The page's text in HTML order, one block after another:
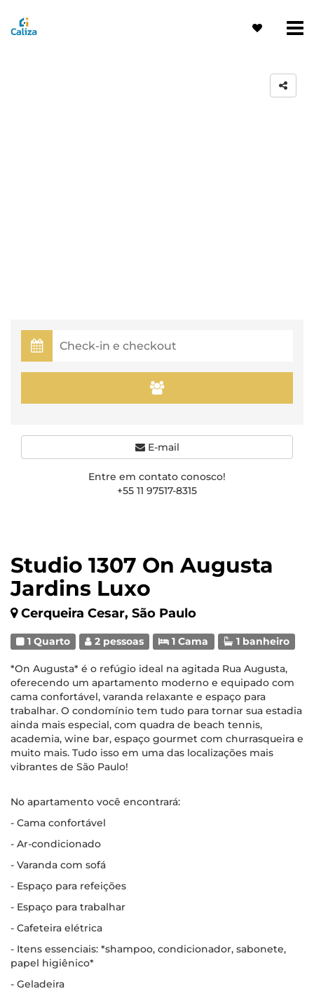
Studio 1307 On Augusta
Jardins Luxo
Cerqueira Cesar, São Paulo
1 Quarto 2 pessoas 1 Cama 1 banheiro
*On Augusta* é o refúgio ideal na agitada Rua Augusta,
oferecendo um apartamento moderno e equipado com
cama confortável, varanda relaxante e espaço para
trabalhar. O condomínio tem tudo para tornar sua estadia
ainda mais especial, com quadra de beach tennis,
academia, wine bar, espaço gourmet com churrasqueira e
muito mais. Tudo isso em uma das localizações mais
vibrantes de São Paulo!
No apartamento você encontrará:
- Cama confortável
- Ar-condicionado
- Varanda com sofá
- Espaço para refeições
- Espaço para trabalhar
- Cafeteira elétrica
- Itens essenciais: *shampoo, condicionador, sabonete,
papel higiênico*
- Geladeira
E-mail
Entre em contato conosco!
+55 11 97517-8315